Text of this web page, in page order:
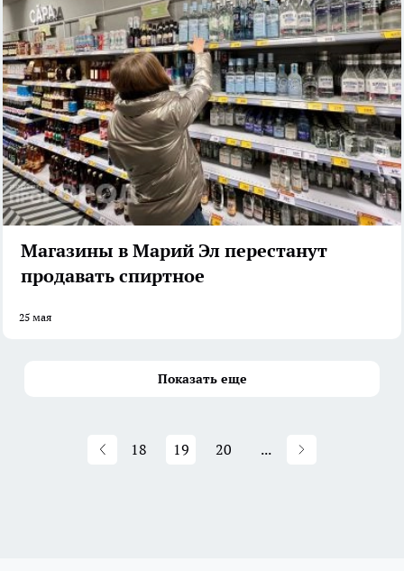
Магазины в Марий Эл перестанут
продавать спиртное
25 мая
Показать еще
18 19 20 ...